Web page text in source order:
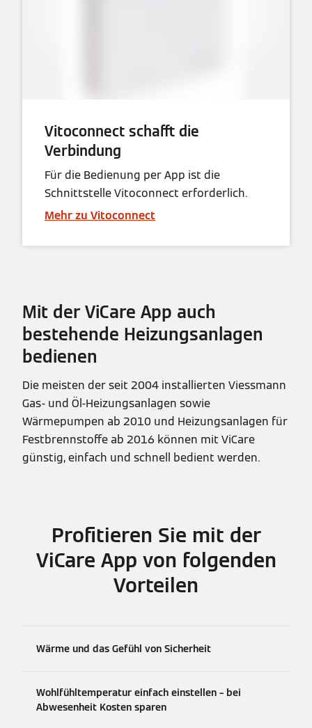
Vitoconnect schafft die
Verbindung
Für die Bedienung per App ist die
Schnittstelle Vitoconnect erforderlich.
Mehr zu Vitoconnect
Mit der ViCare App auch
bestehende Heizungsanlagen
bedienen
Die meisten der seit 2004 installierten Viessmann
Gas- und Öl-Heizungsanlagen sowie
Wärmepumpen ab 2010 und Heizungsanlagen für
Festbrennstoffe ab 2016 können mit ViCare
günstig, einfach und schnell bedient werden.
Profitieren Sie mit der
ViCare App von folgenden
Vorteilen
Wärme und das Gefühl von Sicherheit
Wohlfühltemperatur einfach einstellen – bei
Abwesenheit Kosten sparen